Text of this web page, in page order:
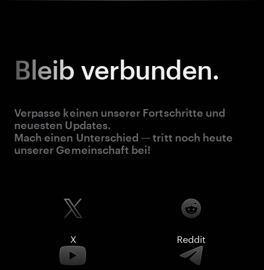
Bleib verbunden.
Verpasse keinen unserer Fortschritte und
neuesten Updates.
Mach einen Unterschied — tritt noch heute
unserer Gemeinschaft bei!
X Reddit